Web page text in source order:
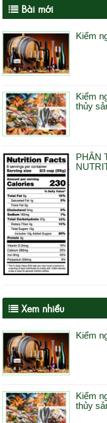
Bài mới
Kiểm
Kiểm
thủy
PHÂN
Xem nhiều
Kiểm
Kiểm
thủy